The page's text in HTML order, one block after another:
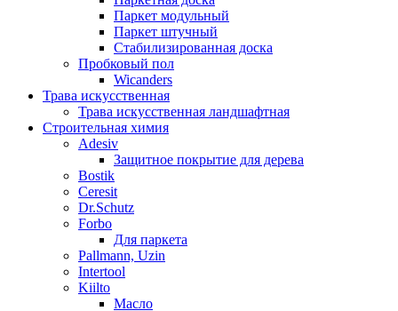
Паркет модульный
Паркет штучный
Стабилизированная доска
Пробковый пол
Wicanders
Трава искусственная
Трава искусственная ландшафтная
Строительная химия
Adesiv
Защитное покрытие для дерева
Bostik
Ceresit
Dr.Schutz
Forbo
Для паркета
Pallmann, Uzin
Intertool
Kiilto
Масло